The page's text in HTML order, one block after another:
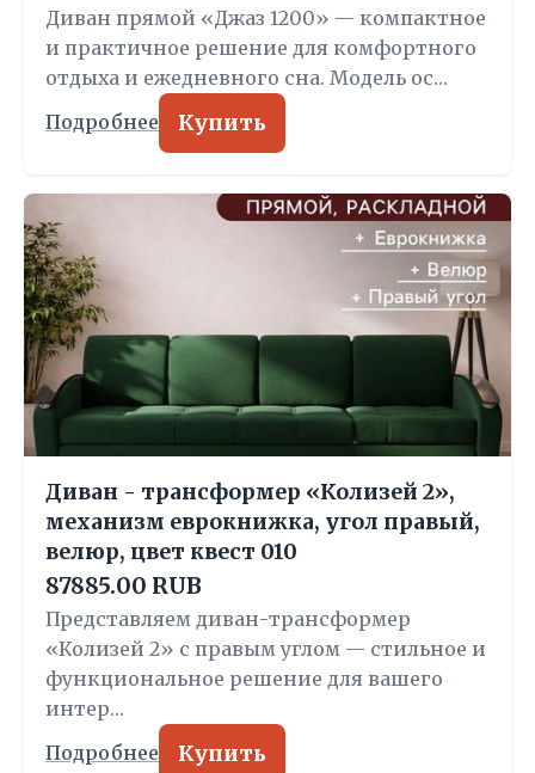
Диван прямой «Джаз 1200» — компактное
и практичное решение для комфортного
отдыха и ежедневного сна. Модель ос…
Подробнее Купить
Диван - трансформер «Колизей 2»,
механизм еврокнижка, угол правый,
велюр, цвет квест 010
87885.00 RUB
Представляем диван-трансформер
«Колизей 2» с правым углом — стильное и
функциональное решение для вашего
интер…
Подробнее Купить